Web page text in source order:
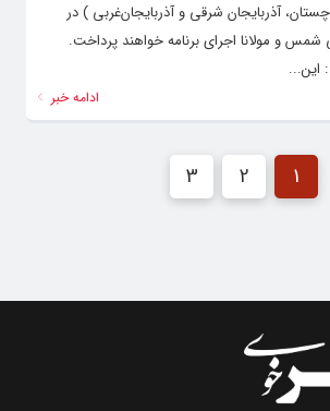
آذربایجان شرقی و آذربایجان‌غربی ) در
و مولانا اجرای برنامه خواهند پرداخت.
: این...
ادامه خبر
1
2
3